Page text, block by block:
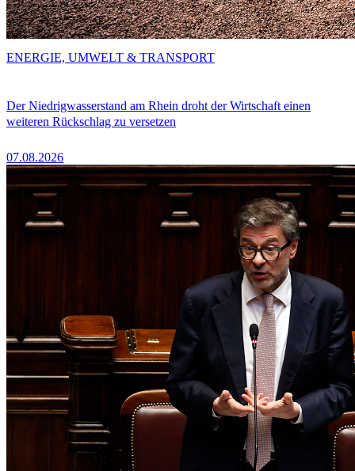
Der Niedrigwasserstand am Rhein droht der Wirtschaft einen
weiteren Rückschlag zu versetzen
07.08.2026
ENERGIE, UMWELT & TRANSPORT